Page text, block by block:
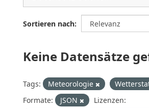
Sortieren nach
Keine Datensätze
Tags: Meteorologie
Formate:
JSON
Lizenzen: